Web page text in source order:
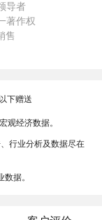
导者
著作权
下赠送
观经济数据。
行业分析及数据尽在
据。